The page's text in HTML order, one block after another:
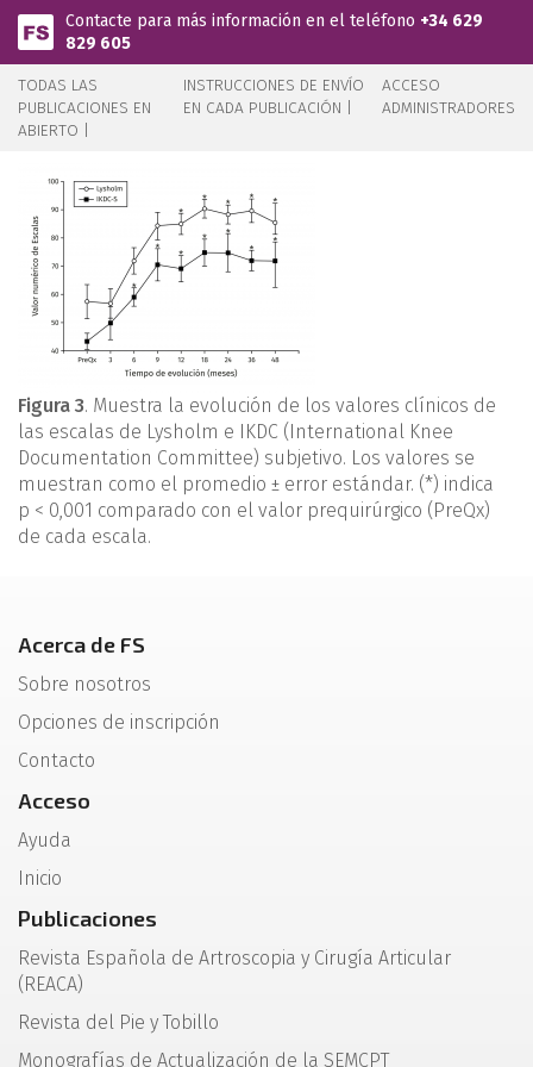
Pasar al contenido principal
Contacte para más información en el teléfono +34 629
829 605
TODAS LAS
PUBLICACIONES EN
ABIERTO |
INSTRUCCIONES DE ENVÍO
EN CADA PUBLICACIÓN |
ACCESO
ADMINISTRADORES
Figura 3. Muestra la evolución de los valores clínicos de
las escalas de Lysholm e IKDC (International Knee
Documentation Committee) subjetivo. Los valores se
muestran como el promedio ± error estándar. (*) indica
p < 0,001 comparado con el valor prequirúrgico (PreQx)
de cada escala.
Acerca de FS
Sobre nosotros
Opciones de inscripción
Contacto
Acceso
Ayuda
Inicio
Publicaciones
Revista Española de Artroscopia y Cirugía Articular
(REACA)
Revista del Pie y Tobillo
Monografías de Actualización de la SEMCPT